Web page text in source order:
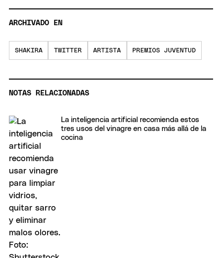
ARCHIVADO EN
SHAKIRA TWITTER ARTISTA PREMIOS JUVENTUD
NOTAS RELACIONADAS
La inteligencia artificial recomienda estos
tres usos del vinagre en casa más allá de la
cocina